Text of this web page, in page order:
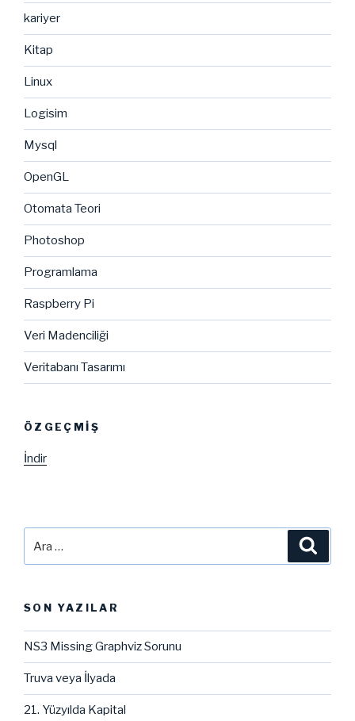
kariyer
Kitap
Linux
Logisim
Mysql
OpenGL
Otomata Teori
Photoshop
Programlama
Raspberry Pi
Veri Madenciliği
Veritabanı Tasarımı
ÖZGEÇMIŞ
İndir
SON YAZILAR
NS3 Missing Graphviz Sorunu
Truva veya İlyada
21. Yüzyılda Kapital